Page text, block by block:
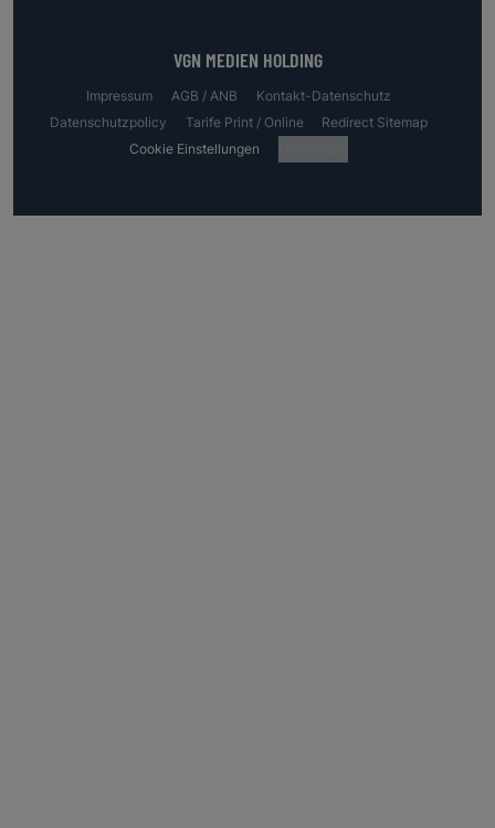
VGN MEDIEN HOLDING
Impressum AGB / ANB
Kontakt-Datenschutz
Datenschutzpolicy
Tarife Print / Online
Redirect Sitemap
Cookie Einstellungen